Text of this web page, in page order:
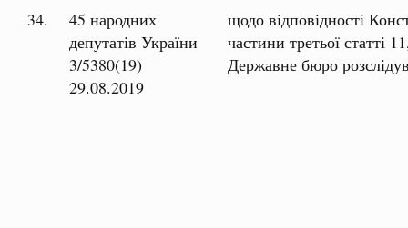
34.
45 народних
депутатів України
3/5380(19)
29.08.2019
щодо відповідності
частини третьої статті
Державне бюро